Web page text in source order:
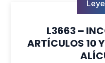
L3663 –
ARTÍCULOS 10 Y